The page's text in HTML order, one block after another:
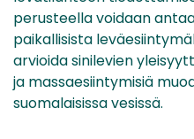
perusteella voidaan
paikallisista
arvioida sinilevien
ja massaesiintymisiä
suomalaisissa vesissä.